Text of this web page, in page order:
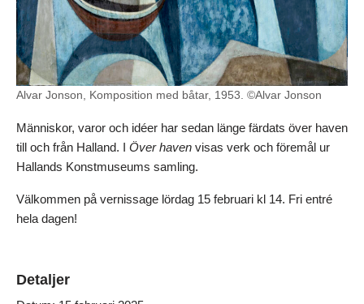
Alvar Jonson, Komposition med båtar, 1953. ©Alvar Jonson
Människor, varor och idéer har sedan länge färdats över haven
till och från Halland. I Över haven visas verk och föremål ur
Hallands Konstmuseums samling.
Välkommen på vernissage lördag 15 februari kl 14. Fri entré
hela dagen!
Detaljer